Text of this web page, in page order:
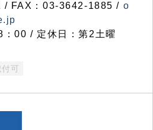
/ FAX：03-3642-1885 / o
00 / 定休日：第2土曜
付可